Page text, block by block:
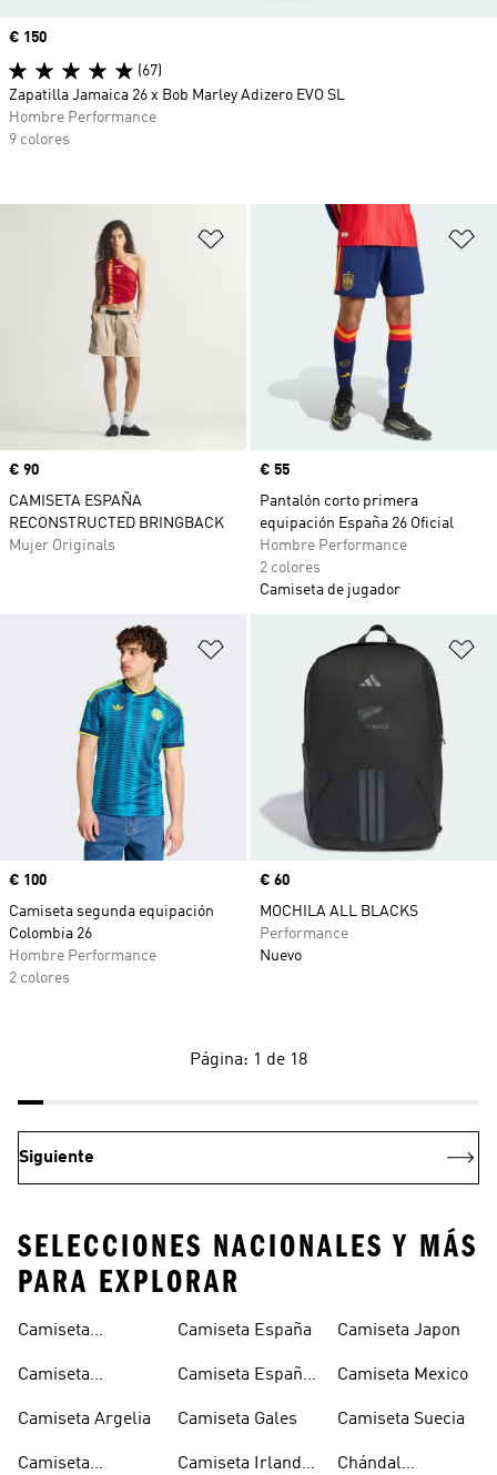
Añadir a la lista de deseos
Precio
€ 90
CAMISETA ESPAÑA
RECONSTRUCTED BRINGBACK
Mujer Originals
Precio
€ 55
Pantalón corto primera
equipación España 26 Oficial
Hombre Performance
2 colores
Camiseta de jugador
Añadir a la lista de deseos
Precio
€ 100
Camiseta segunda equipación
Colombia 26
Hombre Performance
2 colores
Precio
€ 60
MOCHILA ALL BLACKS
Performance
Nuevo
Precio
€ 150
(67)
Zapatilla Jamaica 26 x Bob Marley Adizero EVO SL
Hombre Performance
9 colores
Página: 1 de 18
Siguiente
SELECCIONES NACIONALES Y MÁS
PARA EXPLORAR
Camiseta
Camiseta
Camiseta Argelia
Camiseta
Camiseta España
Camiseta España
Camiseta Gales
Camiseta Irlanda
Camiseta Japon
Camiseta Mexico
Camiseta Suecia
Chándal